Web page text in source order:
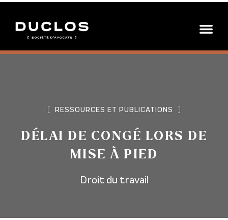
[ RESSOURCES ET PUBLICATIONS ]
DÉLAI DE CONGÉ LORS DE
MISE À PIED
Droit du travail